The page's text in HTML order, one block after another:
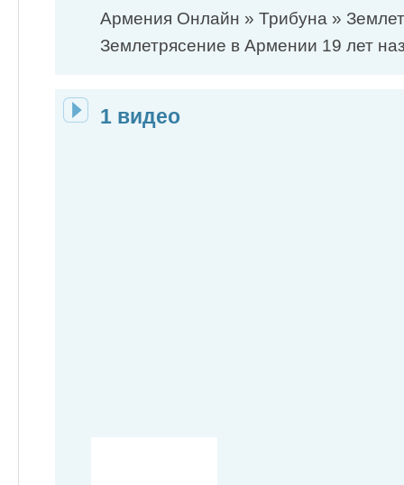
Армения Онлайн » Трибуна »
Землетрясение в Армении 19 лет
1 видео